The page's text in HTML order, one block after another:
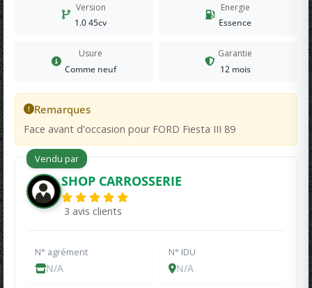
Version
1.0 45cv
Energie
Essence
Usure
Comme neuf
Garantie
12 mois
Remarques
Face avant d'occasion pour FORD Fiesta III 89
Vendu par
SHOP CARROSSERIE
3 avis clients
N° agrément
N/A
N° IDU
N/A